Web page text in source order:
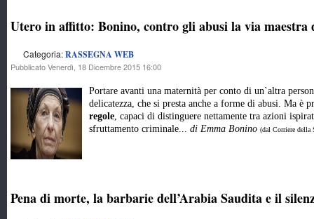
Utero in affitto: Bonino, contro gli abusi la via maestra
Categoria:RASSEGNA WEB
Pubblicato Venerdì, 18 Dicembre 2015 16:00
Portare avanti una maternità per conto di un`altra
delicatezza, che si presta anche a forme di abusi. Ma è
regole, capaci di distinguere nettamente tra azioni
sfruttamento criminale... di Emma Bonino (dal Corriere della
Pena di morte, la barbarie dell’Arabia Saudita e il